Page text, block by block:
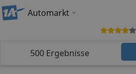
Automarkt
500 Ergebnisse